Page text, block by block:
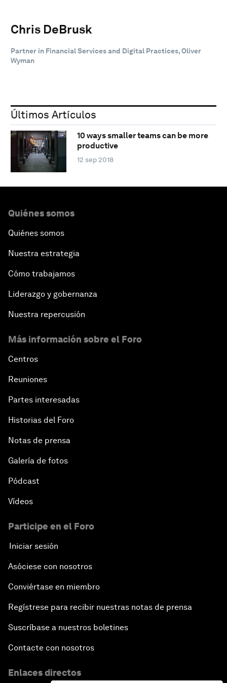
Chris DeBrusk
Partner in Financial Services and Digital Practices, Oliver
Wyman
Últimos Artículos
10 ways smaller teams can be more
productive
12 sep 2018
Quiénes somos
Quiénes somos
Nuestra estrategia
Cómo trabajamos
Liderazgo y gobernanza
Nuestra repercusión
Más información sobre el Foro
Centros
Reuniones
Partes interesadas
Historias del Foro
Notas de prensa
Galería de fotos
Pódcast
Vídeos
Participe en el Foro
Iniciar sesión
Asóciese con nosotros
Conviértase en miembro
Regístrese para recibir nuestras notas de prensa
Suscríbase a nuestros boletines
Contacte con nosotros
Enlaces directos